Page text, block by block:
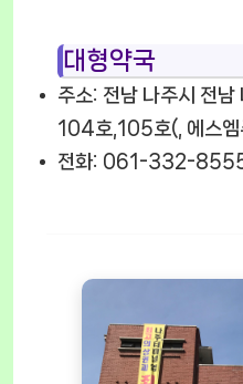
대형약국
주소: 전남 나주시 전
104호,105호(, 에스엠
전화: 061-332-